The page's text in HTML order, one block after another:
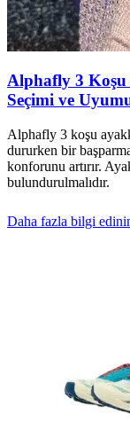
Alphafly 3 Koşu
Seçimi ve
Alphafly 3 koşu
dururken bir
konforunu artırır.
bulundurulmalıdır.
Daha fazla bilgi